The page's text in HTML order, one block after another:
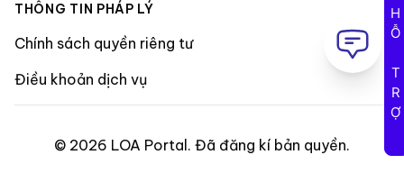
THÔNG TIN PHÁP LÝ
Chính sách quyền riêng tư
Điều khoản dịch vụ
© 2026 LOA Portal . Đã đăng kí bản quyền.
HỖ TRỢ